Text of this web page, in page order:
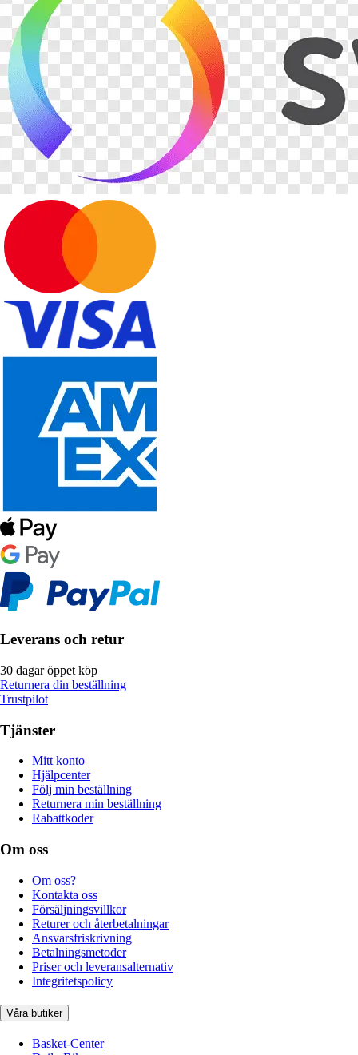
Leverans och retur
30 dagar öppet köp
Returnera din beställning
Trustpilot
Tjänster
Mitt konto
Hjälpcenter
Följ min beställning
Returnera min beställning
Rabattkoder
Om oss
Om oss?
Kontakta oss
Försäljningsvillkor
Returer och återbetalningar
Ansvarsfriskrivning
Betalningsmetoder
Priser och leveransalternativ
Integritetspolicy
Våra butiker
Basket-Center